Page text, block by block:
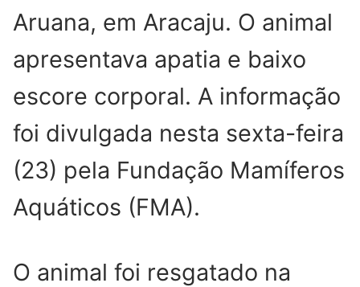
Aruana, em Aracaju. O animal
apresentava apatia e baixo
escore corporal. A informação
foi divulgada nesta sexta-feira
(23) pela Fundação Mamíferos
Aquáticos (FMA).
O animal foi resgatado na